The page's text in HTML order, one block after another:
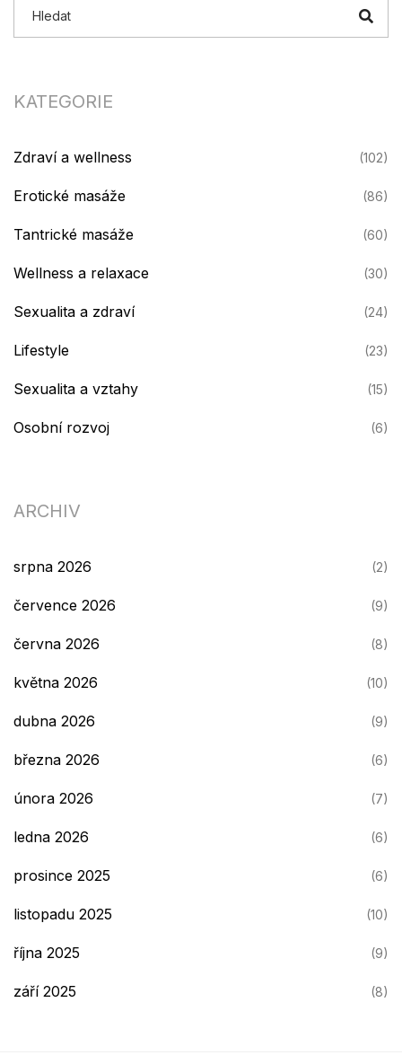
KATEGORIE
Zdraví a wellness (102)
Erotické masáže (86)
Tantrické masáže (60)
Wellness a relaxace (30)
Sexualita a zdraví (24)
Lifestyle (23)
Sexualita a vztahy (15)
Osobní rozvoj (6)
ARCHIV
srpna 2026 (2)
července 2026 (9)
června 2026 (8)
května 2026 (10)
dubna 2026 (9)
března 2026 (6)
února 2026 (7)
ledna 2026 (6)
prosince 2025 (6)
listopadu 2025 (10)
října 2025 (9)
září 2025 (8)